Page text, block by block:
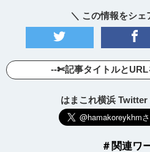
＼ この情報をシェ
--✄記事タイトルと
はまこれ横浜 Twitter
＃関連ワ